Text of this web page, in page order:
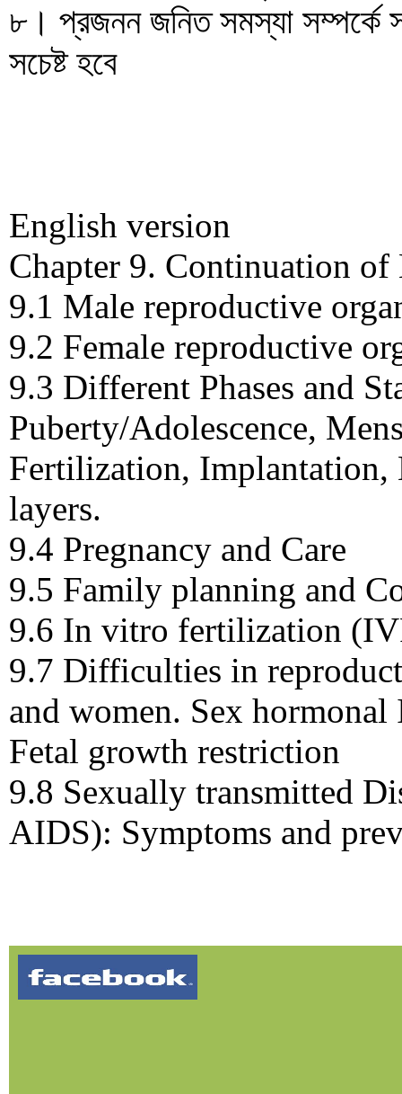
৮। প্রজনন জনিত সমস্যা সম্পর্কে
সচেষ্ট হবে
English version
Chapter 9. Continuation
9.1 Male reproductive
9.2 Female reproductive
9.3 Different Phases and
Puberty/Adolescence,
Fertilization, Implantation,
layers.
9.4 Pregnancy and Care
9.5 Family planning and
9.6 In vitro fertilization
9.7 Difficulties in
and women. Sex
Fetal growth restriction
9.8 Sexually transmitted
AIDS): Symptoms and